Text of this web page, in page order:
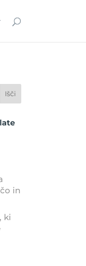
in
ki